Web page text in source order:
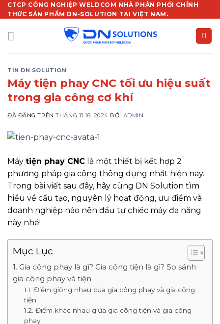
Chuyển
đến
nội
dung
CTCP CÔNG NGHIỆP WELDCOM NHÀ PHÂN PHỐI CHÍNH
THỨC SẢN PHẨM DN-SOLUTION TẠI VIỆT NAM.
TIN DN SOLUTION
Máy tiện phay CNC tối ưu hiệu suất
trong gia công cơ khí
ĐÃ ĐĂNG TRÊNTHÁNG 11 18, 2024 BỞI ADMIN
Máy tiện phay CNC là một thiết bị kết hợp 2
phương pháp gia công thông dụng nhất hiện nay.
Trong bài viết sau đây, hãy cùng DN Solution tìm
hiểu về cấu tạo, nguyên lý hoạt động, ưu điểm và
doanh nghiệp nào nên đầu tư chiếc máy đa năng
này nhé!
Mục Lục
1. Gia công phay là gì? Gia công tiện là gì? So sánh
gia công phay và tiện
1.1. Điểm giống nhau của gia công phay và gia công
tiện
1.2. Điểm khác nhau giữa gia công tiện và gia công
phay